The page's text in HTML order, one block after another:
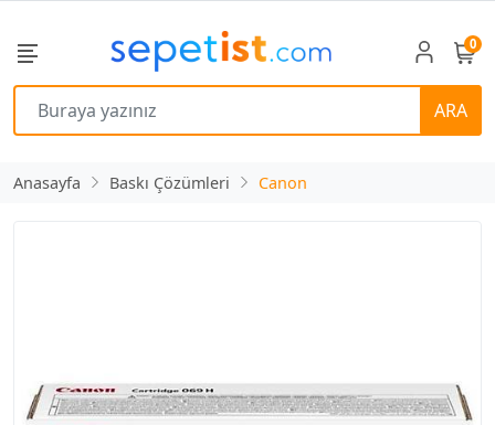
ARA
0
Anasayfa Baskı Çözümleri Canon